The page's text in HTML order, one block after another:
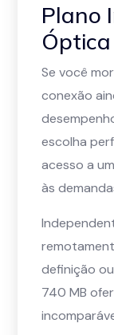
Plano
Se você
conexão
escolha
acesso a
às
definição
740 MB